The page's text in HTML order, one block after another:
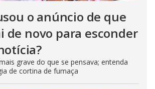
o anúncio de que
de novo para esconder
grave do que se pensava; entenda
de cortina de fumaça